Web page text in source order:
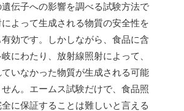
伝子への影響を調べる試験方法で
よって生成される物質の安全性を
効です。しかしながら、食品に含
にわたり、放射線照射によって、
いなかった物質が生成される可能
ん。エームス試験だけで、食品照
に保証することは難しいと言える